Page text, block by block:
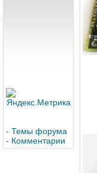
- Темы форума
- Комментарии